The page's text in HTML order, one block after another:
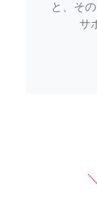
と、そ
サ